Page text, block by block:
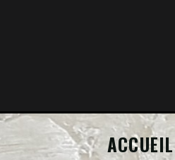
ACCUEIL